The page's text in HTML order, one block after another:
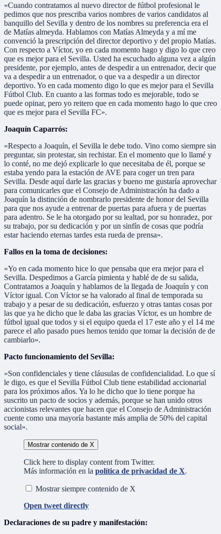
«Cuando contratamos al nuevo director de fútbol profesional le
pedimos que nos prescriba varios nombres de varios candidatos al
banquillo del Sevilla y dentro de los nombres su preferencia era el
de Matías almeyda. Hablamos con Matías Almeyda y a mí me
convenció la prescripción del director deportivo y del propio Matías.
Con respecto a Víctor, yo en cada momento hago y digo lo que creo
que es mejor para el Sevilla. Usted ha escuchado alguna vez a algún
presidente, por ejemplo, antes de despedir a un entrenador, decir que
va a despedir a un entrenador, o que va a despedir a un director
deportivo. Yo en cada momento digo lo que es mejor para el Sevilla
Fútbol Club. En cuanto a las formas todo es mejorable, todo se
puede opinar, pero yo reitero que en cada momento hago lo que creo
que es mejor para el Sevilla FC».
Joaquín Caparrós:
«Respecto a Joaquín, el Sevilla le debe todo. Vino como siempre sin
preguntar, sin protestar, sin rechistar. En el momento que lo llamé y
lo conté, no me dejó explicarle lo que necesitaba de él, porque se
estaba yendo para la estación de AVE para coger un tren para
Sevilla. Desde aquí darle las gracias y bueno me gustaría aprovechar
para comunicarles que el Consejo de Administración ha dado a
Joaquín la distinción de nombrarlo presidente de honor del Sevilla
para que nos ayude a entrenar de puertas para afuera y de puertas
para adentro. Se le ha otorgado por su lealtad, por su honradez, por
su trabajo, por su dedicación y por un sinfín de cosas que podría
estar haciendo eternas tardes esta rueda de prensa».
Fallos en la toma de decisiones:
«Yo en cada momento hice lo que pensaba que era mejor para el
Sevilla. Despedimos a García pimienta y hablé de de su salida,
Contratamos a Joaquín y hablamos de la llegada de Joaquín y con
Víctor igual. Con Víctor se ha valorado al final de temporada su
trabajo y a pesar de su dedicación, esfuerzo y otras tantas cosas por
las que ya he dicho que le daba las gracias Víctor, es un hombre de
fútbol igual que todos y si el equipo queda el 17 este año y el 14 me
parece el año pasado pues hemos tenido que tomar la decisión de de
cambiarlo».
Pacto funcionamiento del Sevilla:
«Son confidenciales y tiene cláusulas de confidencialidad. Lo que sí
le digo, es que el Sevilla Fútbol Club tiene estabilidad accionarial
para los próximos años. Ya lo he dicho que lo tiene porque ha
suscrito un pacto de socios y además, porque se han unido otros
accionistas relevantes que hacen que el Consejo de Administración
cuente como una mayoría bastante más amplia de 50% del capital
social».
Mostrar contenido de X
Click here to display content from Twitter.
Más información en la política de privacidad de X.
Mostrar siempre contenido de X
Open tweet directly
Declaraciones de su padre y manifestación: